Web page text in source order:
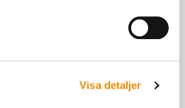
Visa detaljer